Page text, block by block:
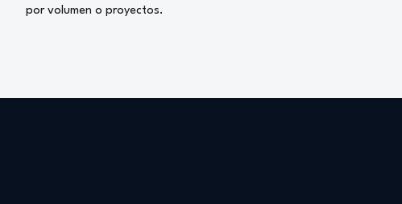
por volumen o proyectos.